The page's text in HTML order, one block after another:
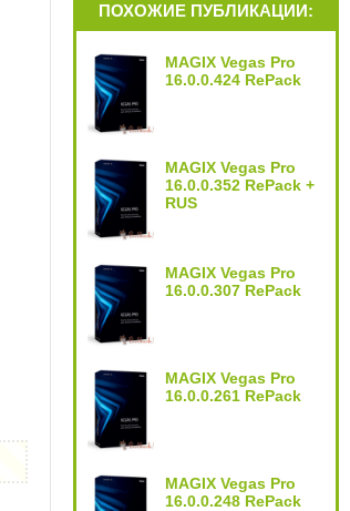
ПОХОЖИЕ ПУБЛИКАЦИИ:
MAGIX Vegas Pro
16.0.0.424 RePack
MAGIX Vegas Pro
16.0.0.352 RePack +
RUS
MAGIX Vegas Pro
16.0.0.307 RePack
MAGIX Vegas Pro
16.0.0.261 RePack
MAGIX Vegas Pro
16.0.0.248 RePack